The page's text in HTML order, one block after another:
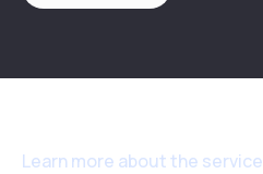
Learn more about the service